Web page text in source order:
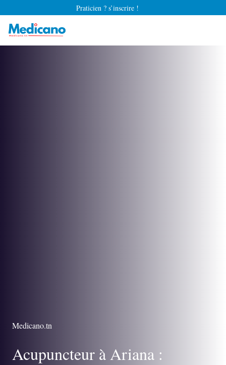
Praticien ? s’inscrire !
Medicano.tn
Acupuncteur à Ariana :